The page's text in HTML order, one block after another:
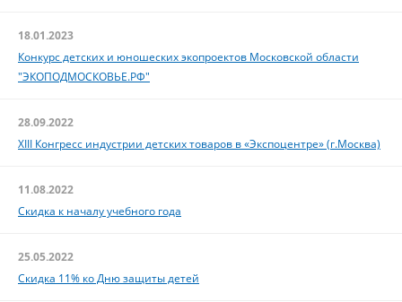
18.01.2023
Конкурс детских и юношеских экопроектов Московской области
"ЭКОПОДМОСКОВЬЕ.РФ"
28.09.2022
XIII Конгресс индустрии детских товаров в «Экспоцентре» (г.Москва)
11.08.2022
Скидка к началу учебного года
25.05.2022
Скидка 11% ко Дню защиты детей